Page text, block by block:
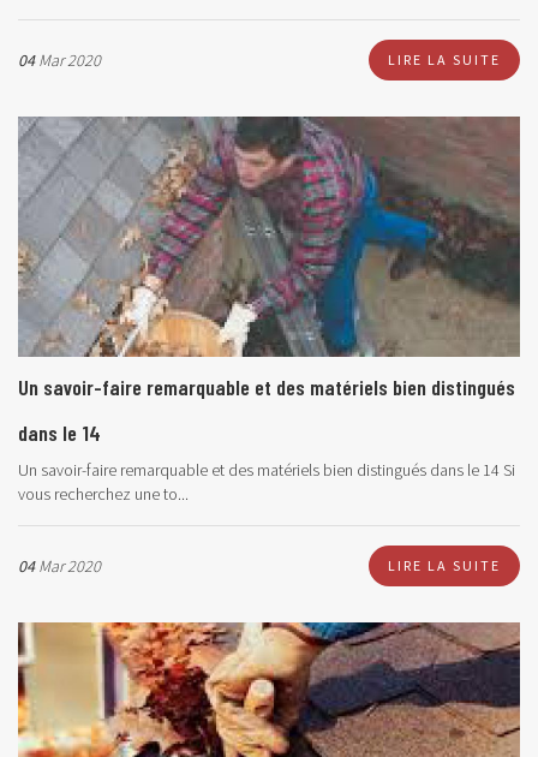
04Mar 2020 LIRE LA SUITE
Un savoir-faire remarquable et des matériels bien distingués
dans le 14
Un savoir-faire remarquable et des matériels bien distingués dans le 14 Si
vous recherchez une to...
04Mar 2020 LIRE LA SUITE